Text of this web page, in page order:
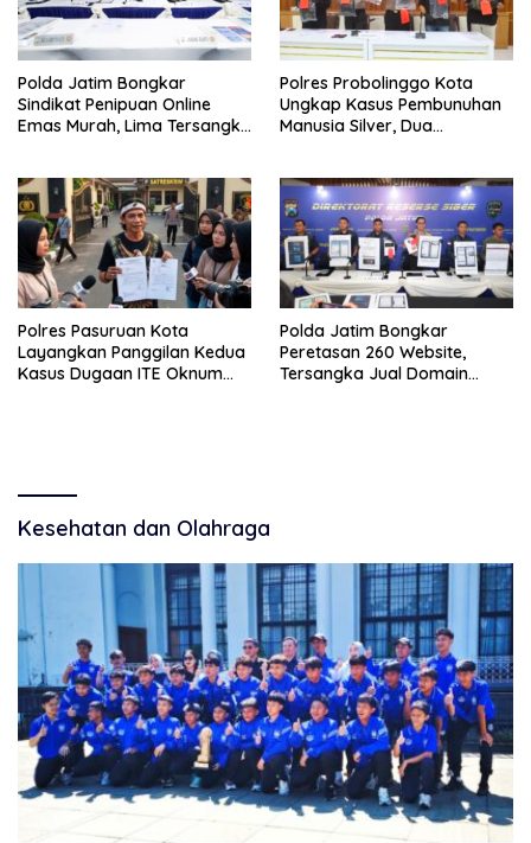
Polda Jatim Bongkar
Sindikat Penipuan Online
Emas Murah, Lima Tersangka
Polres Probolinggo Kota
Ungkap Kasus Pembunuhan
Manusia Silver, Dua
Polres Pasuruan Kota
Layangkan Panggilan Kedua
Kasus Dugaan ITE Oknum
Polda Jatim Bongkar
Peretasan 260 Website,
Tersangka Jual Domain
Kesehatan dan Olahraga